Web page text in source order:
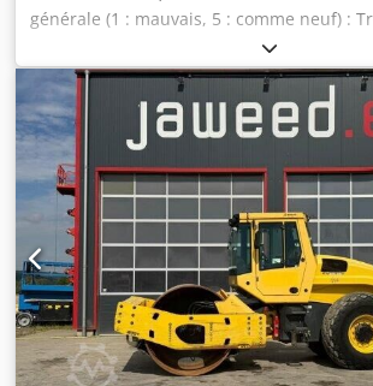
générale (1 : mauvais, 5 : comme neuf) :